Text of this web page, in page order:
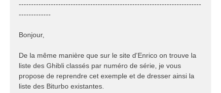
--------------------------------------------------------------------------
-------------
Bonjour,
De la même manière que sur le site d'Enrico on trouve la
liste des Ghibli classés par numéro de série, je vous
propose de reprendre cet exemple et de dresser ainsi la
liste des Biturbo existantes.